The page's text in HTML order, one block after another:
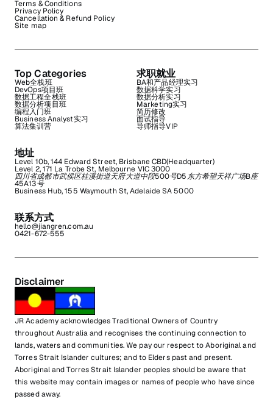
Terms & Conditions
Privacy Policy
Cancellation & Refund Policy
Site map
Top Categories
Web全栈班
DevOps项目班
数据工程全栈班
数据分析项目班
编程入门班
Business Analyst实习
算法集训营
求职就业
BA和产品经理实习
数据科学实习
数据分析实习
Marketing实习
简历修改
面试指导
导师指导VIP
地址
Level 10b, 144 Edward Street, Brisbane CBD(Headquarter)
Level 2, 171 La Trobe St, Melbourne VIC 3000
四川省成都市武侯区桂溪街道天府大道中段500号D5东方希望天祥广场B座
45A13号
Business Hub, 155 Waymouth St, Adelaide SA 5000
联系方式
hello@jiangren.com.au
0421-672-555
Disclaimer
JR Academy acknowledges Traditional Owners of Country
throughout Australia and recognises the continuing connection to
lands, waters and communities. We pay our respect to Aboriginal and
Torres Strait Islander cultures; and to Elders past and present.
Aboriginal and Torres Strait Islander peoples should be aware that
this website may contain images or names of people who have since
passed away.